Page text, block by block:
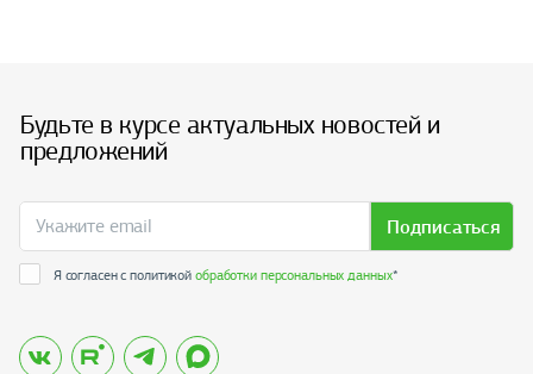
Будьте в курсе актуальных новостей и
предложений
Подписаться
Я согласен с политикойобработки персональных данных*